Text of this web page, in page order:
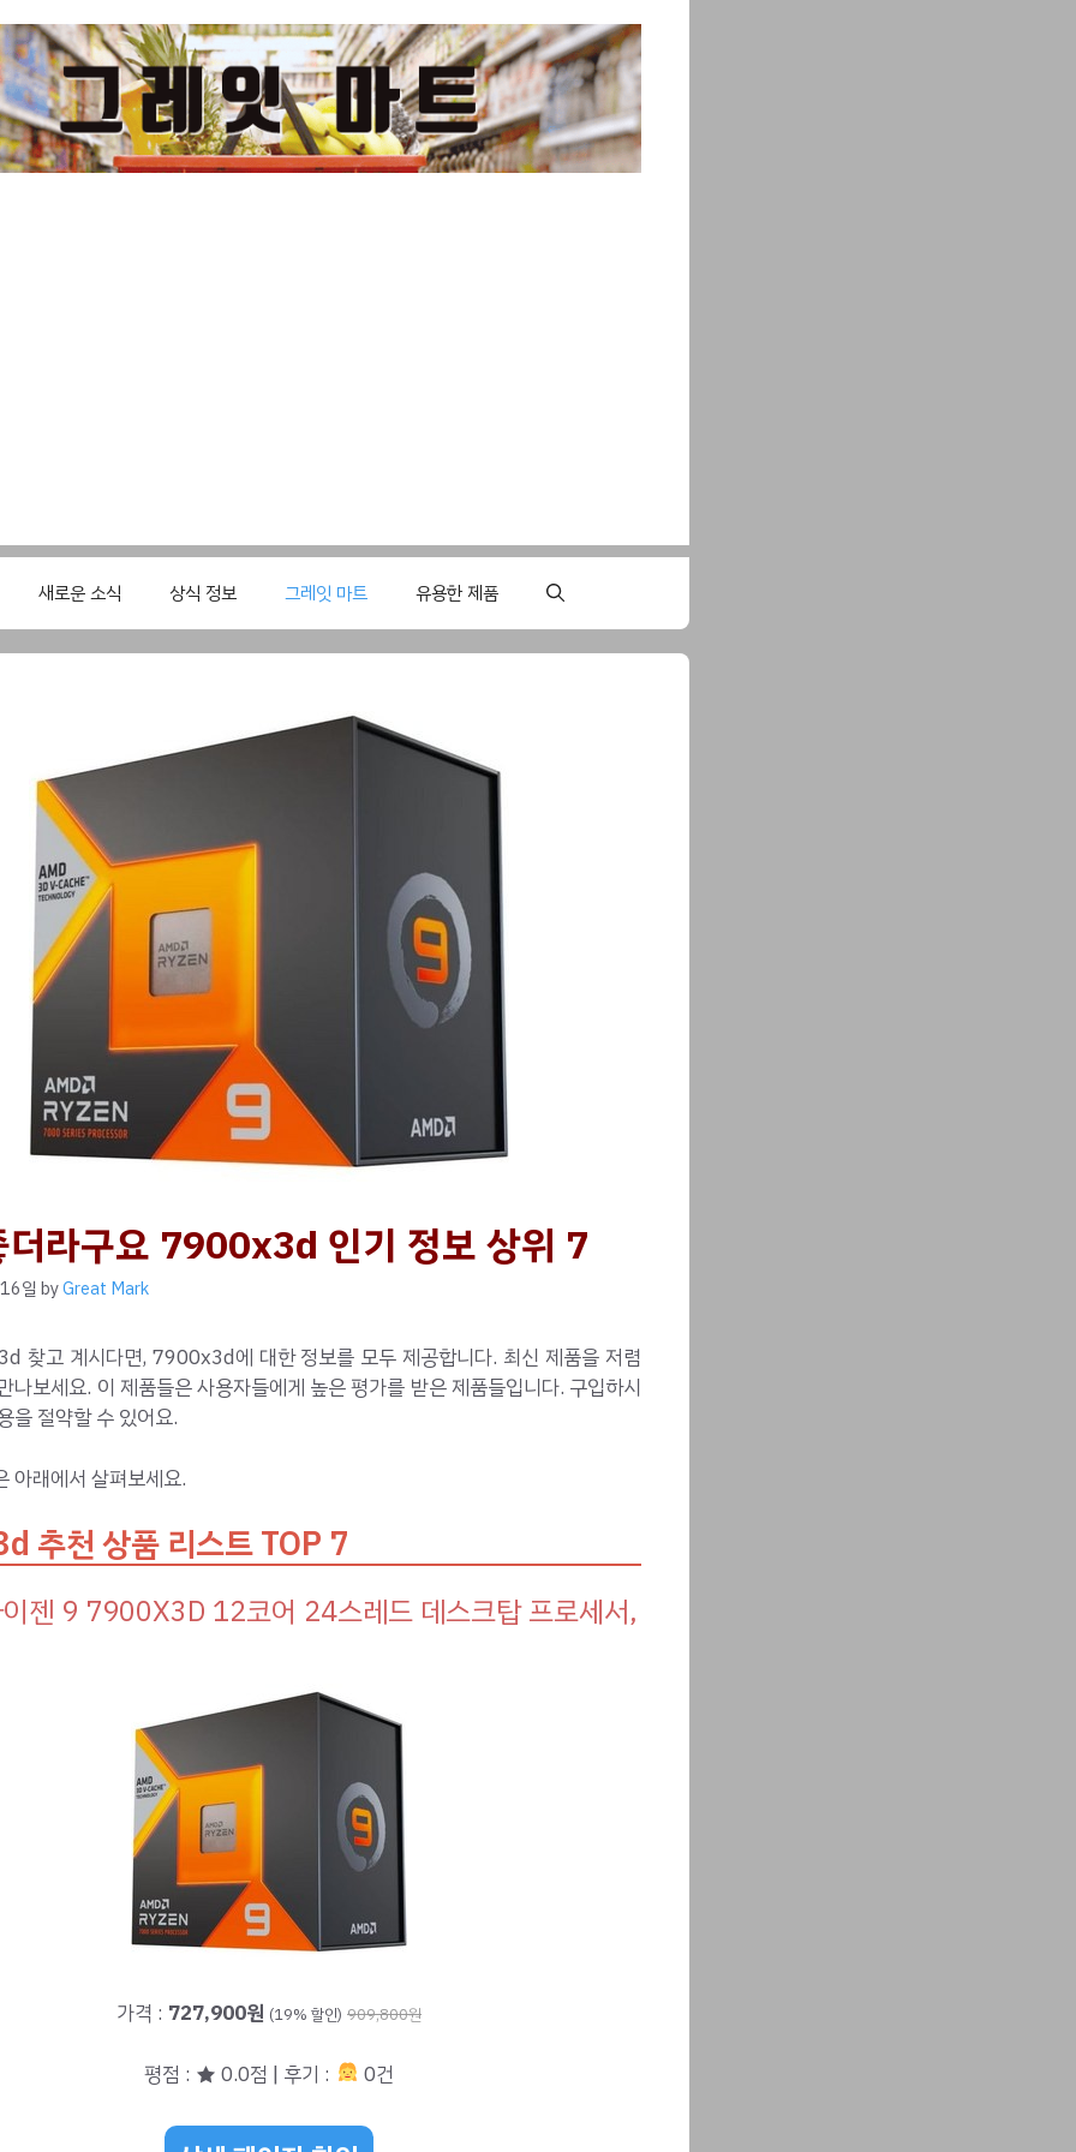
새로운 소식 상식 정보 그레잇 마트 유용한 제품
더라구요 7900x3d 인기 정보 상위 7
일 byGreat Mark
찾고 계시다면, 7900x3d에 대한 정보를 모두 제공합니다. 최신 제품을 저렴
나보세요. 이 제품들은 사용자들에게 높은 평가를 받은 제품들입니다. 구입하시
을 절약할 수 있어요.
아래에서 살펴보세요.
추천 상품 리스트 TOP 7
젠 9 7900X3D 12코어 24스레드 데스크탑 프로세서,
가격 : 727,900원 (19% 할인) 909,800원
평점 : ★ 0.0점 | 후기 : 0건